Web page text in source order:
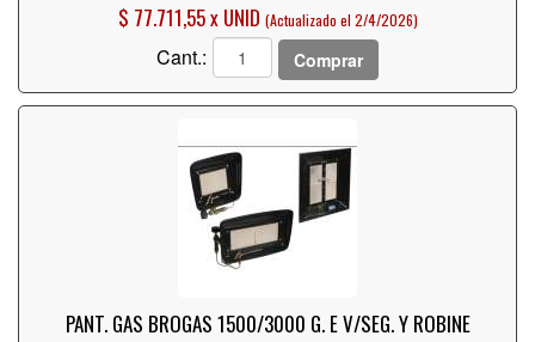
$ 77.711,55 x UNID (Actualizado el 2/4/2026)
Cant.: Comprar
PANT. GAS BROGAS 1500/3000 G. E V/SEG. Y ROBINE